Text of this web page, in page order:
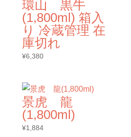
環山 黒牛
(1,800ml) 箱入
り 冷蔵管理 在
庫切れ
¥6,380
景虎 龍
(1,800ml)
¥1,884